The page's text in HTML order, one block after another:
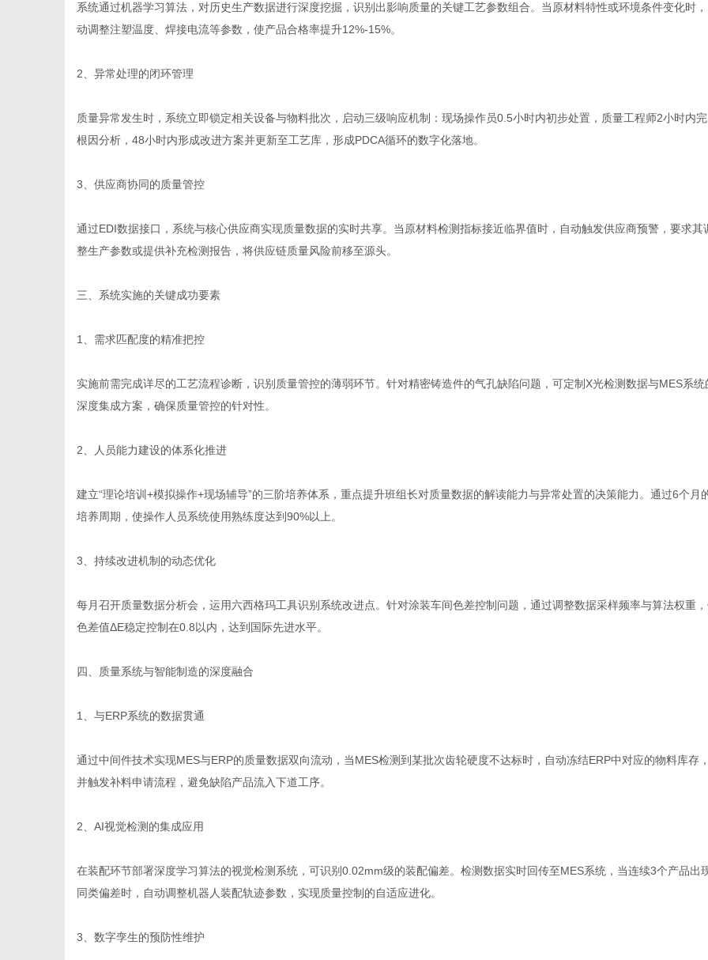
系统通过机器学习算法，对历史生产数据进行深度挖掘，识别出影响质量的关键工艺参数组合。当原材料特性或环境条件变化时
动调整注塑温度、焊接电流等参数，使产品合格率提升12%-15%。
2、异常处理的闭环管理
质量异常发生时，系统立即锁定相关设备与物料批次，启动三级响应机制：现场操作员0.5小时内初步处置，质量工程师2小时内
根因分析，48小时内形成改进方案并更新至工艺库，形成PDCA循环的数字化落地。
3、供应商协同的质量管控
通过EDI数据接口，系统与核心供应商实现质量数据的实时共享。当原材料检测指标接近临界值时，自动触发供应商预警，要求其
整生产参数或提供补充检测报告，将供应链质量风险前移至源头。
三、系统实施的关键成功要素
1、需求匹配度的精准把控
实施前需完成详尽的工艺流程诊断，识别质量管控的薄弱环节。针对精密铸造件的气孔缺陷问题，可定制X光检测数据与MES系统
深度集成方案，确保质量管控的针对性。
2、人员能力建设的体系化推进
建立“理论培训+模拟操作+现场辅导”的三阶培养体系，重点提升班组长对质量数据的解读能力与异常处置的决策能力。通过6个月
培养周期，使操作人员系统使用熟练度达到90%以上。
3、持续改进机制的动态优化
每月召开质量数据分析会，运用六西格玛工具识别系统改进点。针对涂装车间色差控制问题，通过调整数据采样频率与算法权重
色差值ΔE稳定控制在0.8以内，达到国际先进水平。
四、质量系统与智能制造的深度融合
1、与ERP系统的数据贯通
通过中间件技术实现MES与ERP的质量数据双向流动，当MES检测到某批次齿轮硬度不达标时，自动冻结ERP中对应的物料库存
并触发补料申请流程，避免缺陷产品流入下道工序。
2、AI视觉检测的集成应用
在装配环节部署深度学习算法的视觉检测系统，可识别0.02mm级的装配偏差。检测数据实时回传至MES系统，当连续3个产品出
同类偏差时，自动调整机器人装配轨迹参数，实现质量控制的自适应进化。
3、数字孪生的预防性维护